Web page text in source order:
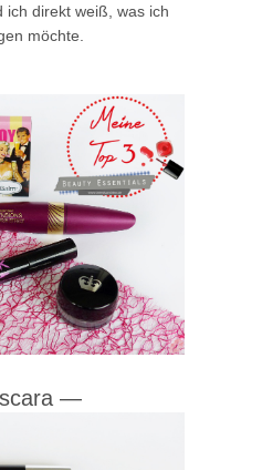
ich direkt weiß, was ich
möchte.
—